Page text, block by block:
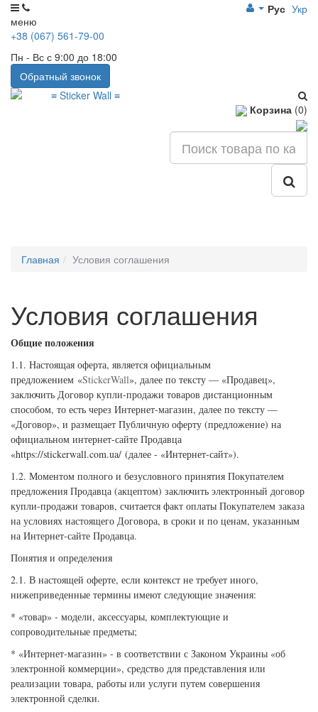
меню
Рус Укр
+38 (067) 561-79-00
Пн - Вс с 9:00 до 18:00
Обратный звонок
Корзина (0)
Главная Условия соглашения
Условия соглашения
Общие положения
1.1. Настоящая оферта, является официальным
предложением «StickerWall», далее по тексту — «Продавец»,
заключить Договор купли-продажи товаров дистанционным
способом, то есть через Интернет-магазин, далее по тексту —
«Договор», и размещает Публичную оферту (предложение) на
официальном интернет-сайте Продавца
«https://stickerwall.com.ua/ (далее - «Интернет-сайт»).
1.2. Моментом полного и безусловного принятия Покупателем
предложения Продавца (акцептом) заключить электронный договор
купли-продажи товаров, считается факт оплаты Покупателем заказа
на условиях настоящего Договора, в сроки и по ценам, указанным
на Интернет-сайте Продавца.
Понятия и определения
2.1. В настоящей оферте, если контекст не требует иного,
нижеприведенные термины имеют следующие значения:
* «товар» - модели, аксессуары, комплектующие и
сопроводительные предметы;
* «Интернет-магазин» - в соответствии с Законом Украины «об
электронной коммерции», средство для представления или
реализации товара, работы или услуги путем совершения
электронной сделки.